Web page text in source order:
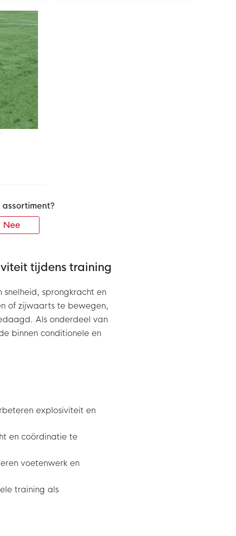
Nee
tijdens training
snelheid, sprongkracht en
of zijwaarts te bewegen,
Als onderdeel van
binnen conditionele en
explosiviteit en
en coördinatie te
voetenwerk en
training als